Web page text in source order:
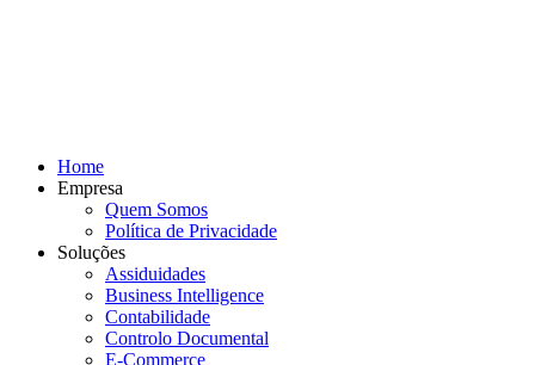
Home
Empresa
Quem Somos
Política de Privacidade
Soluções
Assiduidades
Business Intelligence
Contabilidade
Controlo Documental
E-Commerce